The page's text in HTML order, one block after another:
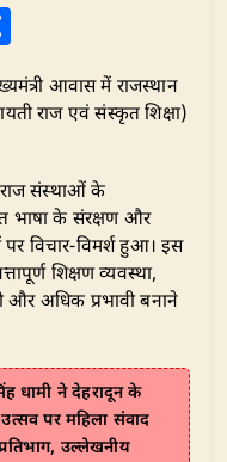
h
ar आवास में राजस्थान
राज एवं संस्कृत शिक्षा)
राज संस्थाओं के
भाषा के संरक्षण और
पर विचार-विमर्श हुआ। इस
शिक्षण व्यवस्था,
और अधिक प्रभावी बनाने
धामी ने देहरादून के
पर महिला संवाद
उल्लेखनीय